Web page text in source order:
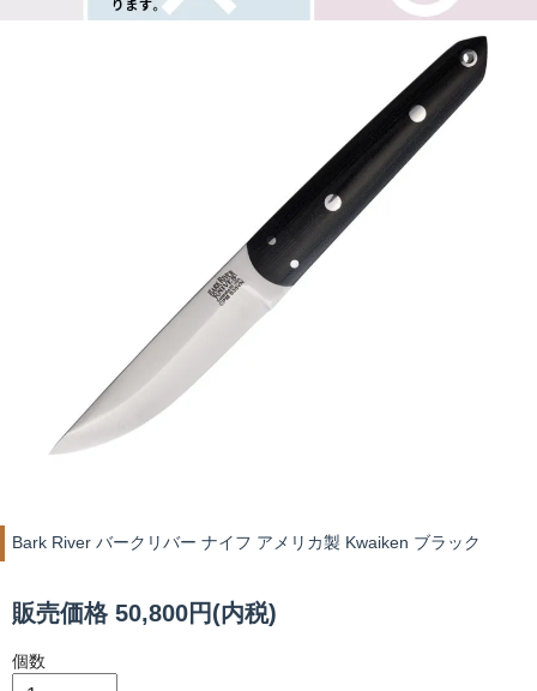
Bark River バークリバー ナイフ アメリカ製 Kwaiken ブラック
販売価格 50,800円(内税)
個数